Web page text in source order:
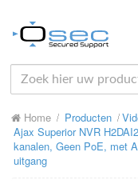
HOME
OVER ONS
NIEUWS
Home Producten
Ajax Superior NVR
kanalen, Geen PoE, met
uitgang